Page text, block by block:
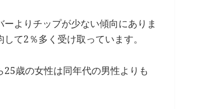
よりチップが少ない傾向にありま
て2％多く受け取っています。
歳の女性は同年代の男性よりも